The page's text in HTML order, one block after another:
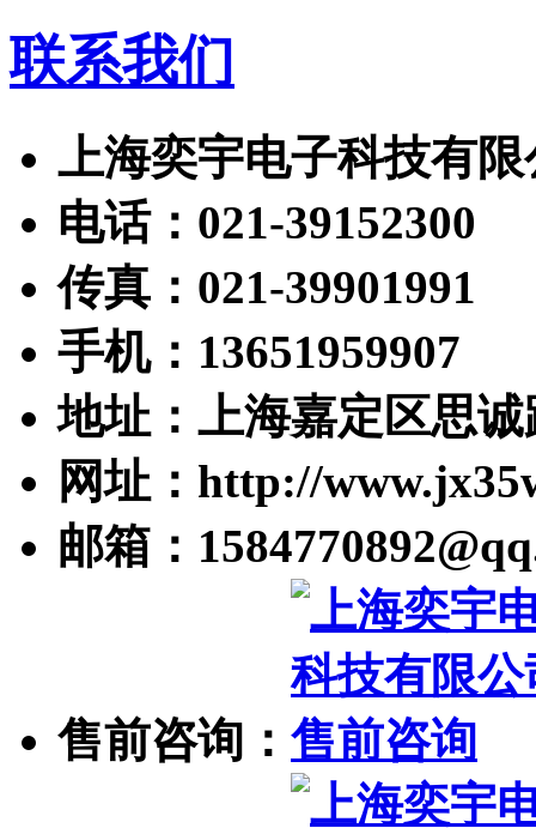
联系我们
上海奕宇电子科技有限
电话：021-39152300
传真：021-39901991
手机：13651959907
地址：上海嘉定区思诚
网址：http://
邮箱：
售前咨询：